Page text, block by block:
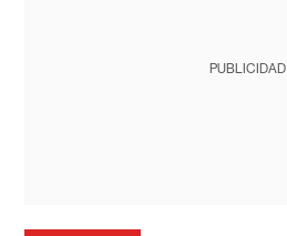
PUBLICIDAD